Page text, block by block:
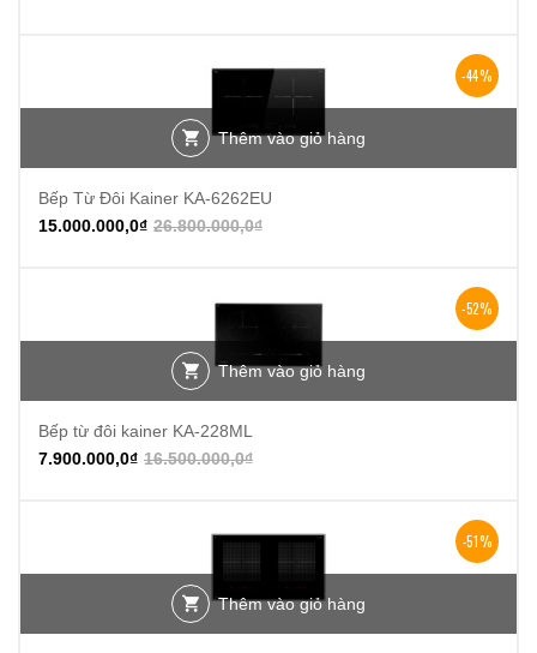
-44%
Thêm vào giỏ hàng
Bếp Từ Đôi Kainer KA-6262EU
26.800.000,0₫
15.000.000,0₫
-52%
Thêm vào giỏ hàng
Bếp từ đôi kainer KA-228ML
16.500.000,0₫
7.900.000,0₫
-51%
Thêm vào giỏ hàng